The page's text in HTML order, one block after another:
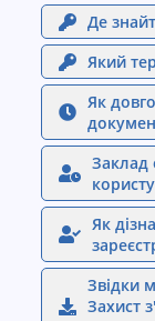
Де
Який
Як
Заклад
Як
Звідки
Захист